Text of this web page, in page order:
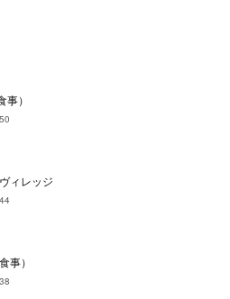
）
ィレッジ
事）